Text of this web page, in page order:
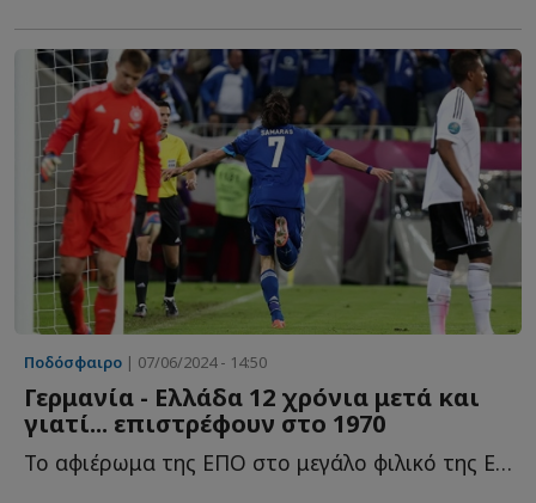
Ποδόσφαιρο | 07/06/2024 - 14:50
Γερμανία - Ελλάδα 12 χρόνια μετά και
γιατί... επιστρέφουν στο 1970
Το αφιέρωμα της ΕΠΟ στο μεγάλο φιλικό της Εθνικής Ελλάδας μ...